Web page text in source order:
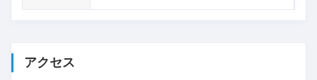
アクセス